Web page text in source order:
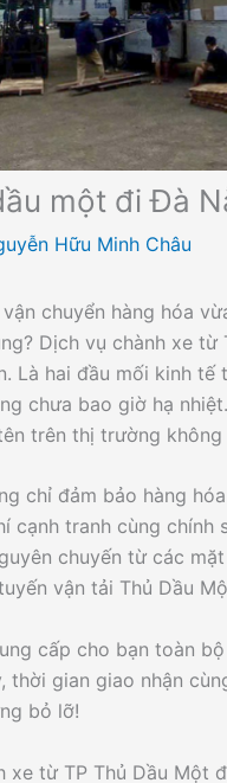
một đi Đà
Hữu Minh Châu
chuyển hàng hóa
Dịch vụ chành xe
Là hai đầu mối kinh
chưa bao giờ hạ
trên thị trường
chỉ đảm bảo hàng
cạnh tranh cùng chính
chuyến từ các
vận tải Thủ Dầu
cấp cho bạn toàn
thời gian giao nhận
bỏ lỡ!
xe từ TP Thủ Dầu Một